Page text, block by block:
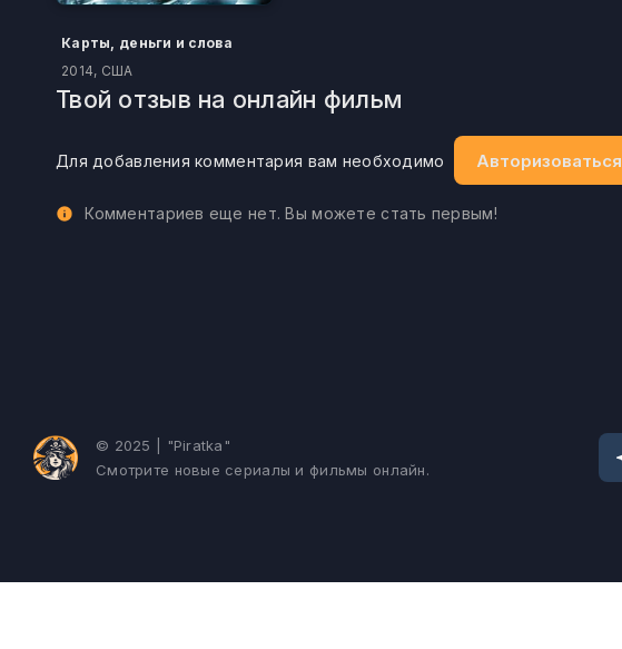
Карты, деньги и слова
2014, США
Твой отзыв на онлайн фильм
Для добавления комментария вам необходимо Авторизоваться
Комментариев еще нет. Вы можете стать первым!
© 2025 | "Piratka"
Смотрите новые сериалы и фильмы онлайн.